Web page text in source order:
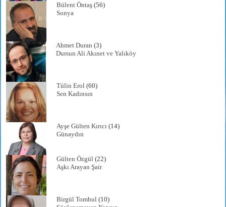
Bülent Öntaş (56)
Sonya
Ahmet Duran (3)
Dursun Ali Akınet ve Yalıköy
Tülin Erol (60)
Sen Kadınsın
Ayşe Gülten Kırıcı (14)
Günaydın
Gülten Özgül (22)
Aşkı Arayan Şair
Birgül Tombul (10)